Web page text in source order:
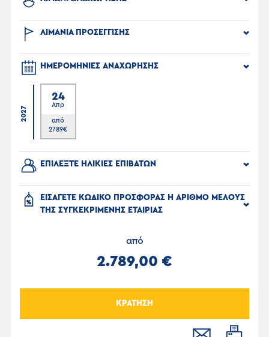
ΛΙΜΑΝΙΑ ΠΡΟΣΕΓΓΙΣΗΣ
ΗΜΕΡΟΜΗΝΙΕΣ ΑΝΑΧΩΡΗΣΗΣ
2027
24
Απρ
από
2789€
ΕΠΙΛΕΞΤΕ ΗΛΙΚΙΕΣ ΕΠΙΒΑΤΩΝ
ΕΙΣΑΓΕΤΕ ΚΩΔΙΚΟ ΠΡΟΣΦΟΡΑΣ Η ΑΡΙΘΜΟ ΜΕΛΟΥΣ
ΤΗΣ ΣΥΓΚΕΚΡΙΜΕΝΗΣ ΕΤΑΙΡΙΑΣ
από
2.789,00 €
ΚΡΑΤΗΣΗ